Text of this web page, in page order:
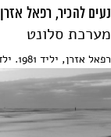
נעים להכיר, רפאל אזרן
מערכת סלונט
רפאל אזרן, יליד 1981. ילדותו עברה עליו באופקים, ירושלים, ובחברת נוער...